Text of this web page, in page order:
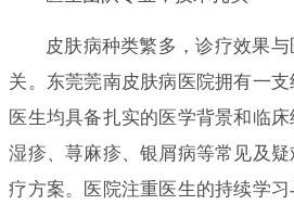
皮肤病种类繁多，诊疗效果
关。东莞莞南皮肤病医院拥有一支
医生均具备扎实的医学背景和临床
湿疹、荨麻疹、银屑病等常见及
疗方案。医院注重医生的持续学